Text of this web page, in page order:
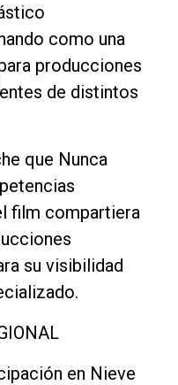
como una
producciones
de distintos
que Nunca
film compartiera
su visibilidad
en Nieve